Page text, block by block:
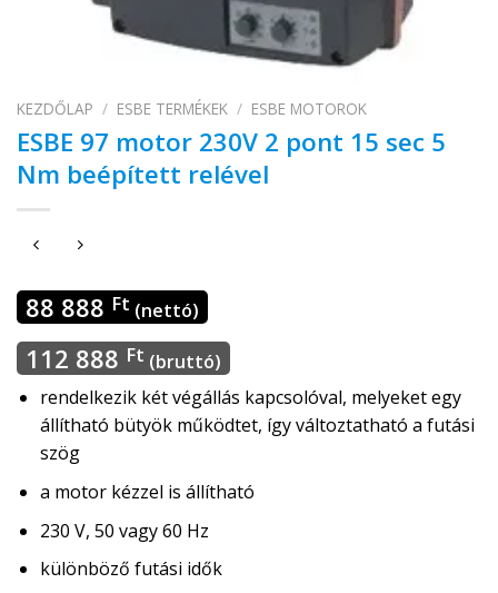
KEZDŐLAP / ESBE TERMÉKEK / ESBE MOTOROK
ESBE 97 motor 230V 2 pont 15 sec 5
Nm beépített relével
88 888 Ft (nettó)
112 888 Ft (bruttó)
rendelkezik két végállás kapcsolóval, melyeket egy
állítható bütyök működtet, így változtatható a futási
szög
a motor kézzel is állítható
230 V, 50 vagy 60 Hz
különböző futási idők